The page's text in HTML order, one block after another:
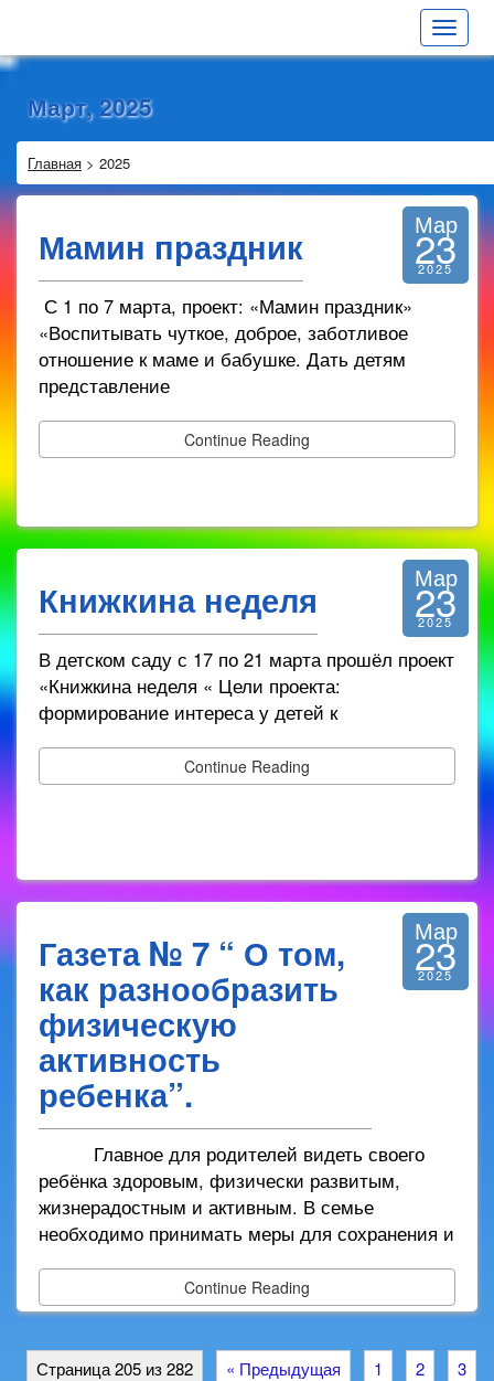
Toggle
Март, 2025
Главная > 2025
Мамин праздник Мар
23
2025
С 1 по 7 марта, проект: «Мамин праздник»
«Воспитывать чуткое, доброе, заботливое
отношение к маме и бабушке. Дать детям
представление
Continue Reading
Книжкина неделя Мар
23
2025
В детском саду с 17 по 21 марта прошёл проект
«Книжкина неделя « Цели проекта:
формирование интереса у детей к
Continue Reading
Газета № 7 “ О том,
как разнообразить
физическую
активность
ребенка”.
Мар
23
2025
Главное для родителей видеть своего
ребёнка здоровым, физически развитым,
жизнерадостным и активным. В семье
необходимо принимать меры для сохранения и
Continue Reading
Страница 205 из 282 « Предыдущая 1 2
3